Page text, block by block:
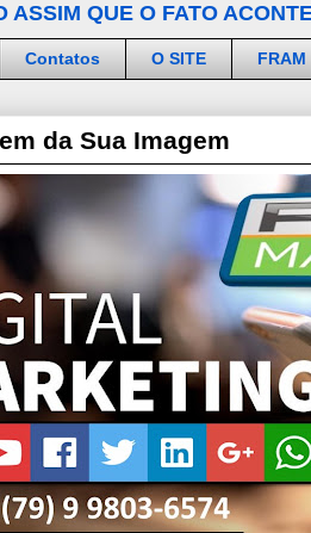
ASSIM QUE O FATO
Contatos O SITE FRAM
da Sua Imagem